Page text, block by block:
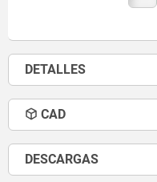
DETALLES
CAD
DESCARGAS